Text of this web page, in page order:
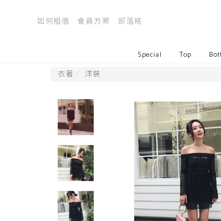
如何租借 會員方案 部落格
Special Top
衣著 洋裝